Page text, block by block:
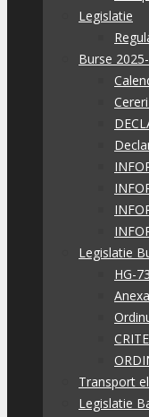
Legislatie
Burse
Legislatie
HG-
Transport
Legislatie